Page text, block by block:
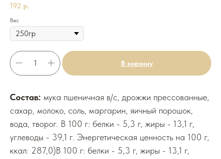
192 р.
Вес
В корзину
Состав: мука пшеничная в/с, дрожжи прессованные,
сахар, молоко, соль, маргарин, яичный порошок,
вода, творог. В 100 г: белки - 5,3 г, жиры - 13,1 г,
углеводы - 39,1 г. Энергетическая ценность на 100 г,
ккал: 287,0)В 100 г: белки - 5,3 г, жиры - 13,1 г,